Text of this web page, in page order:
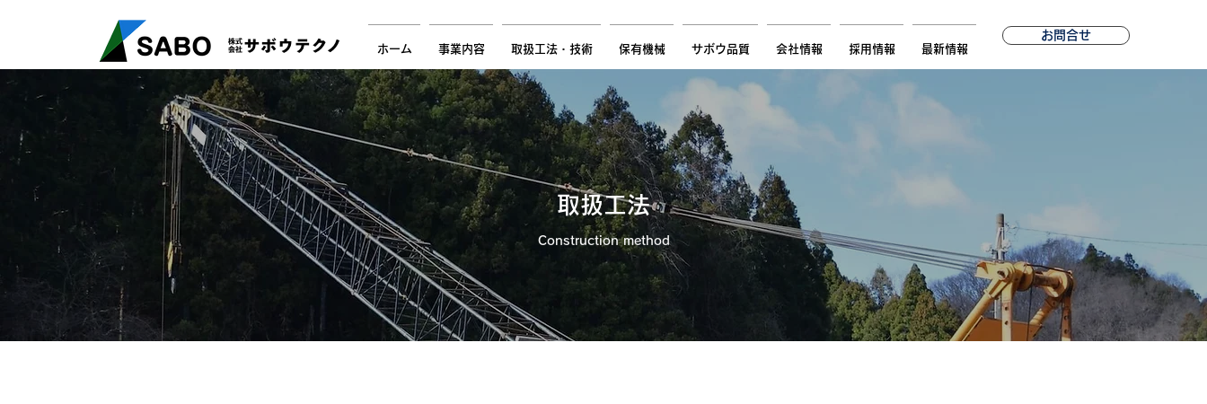
ホーム 事業内容 取扱工法・技術 保有機械 サボウ品質 会社情報 採用情報 最新情報
お問合せ
​取扱工法
Construction method